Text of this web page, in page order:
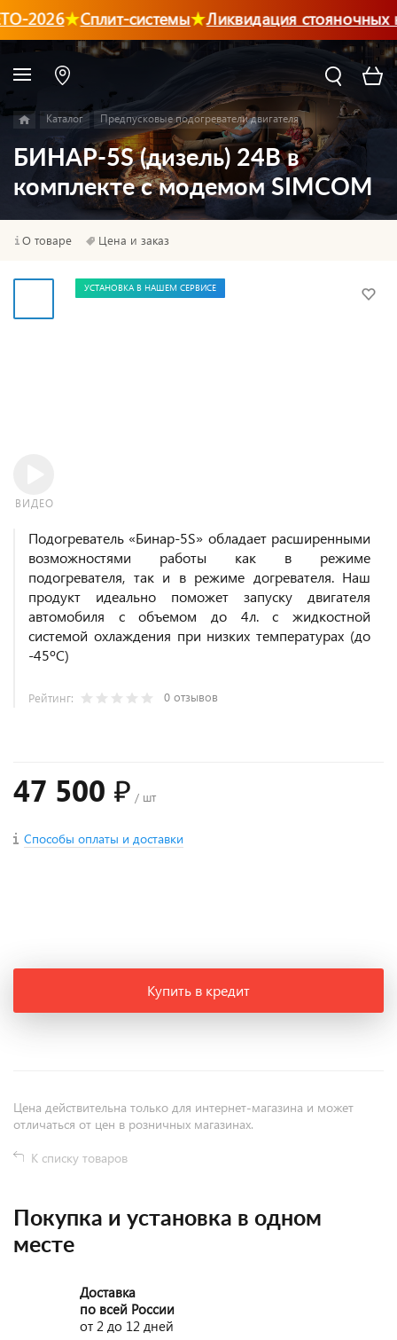
2026 Сплит-системы Ликвидация стояночных
Каталог Предпусковые подогреватели двигателя
БИНАР-5S (дизель) 24В в
комплекте с модемом SIMCOM
О товаре Цена и заказ
ВИДЕО
УСТАНОВКА В НАШЕМ СЕРВИСЕ
Подогреватель «Бинар-5S» обладает расширенными
возможностями работы как в режиме
подогревателя, так и в режиме догревателя. Наш
продукт идеально поможет запуску двигателя
автомобиля с объемом до 4л. с жидкостной
системой охлаждения при низких температурах (до
-45ºC)
Рейтинг: 0 отзывов
47 500 ₽ / шт
Способы оплаты и доставки
Купить в кредит
Цена действительна только для интернет-магазина и может
отличаться от цен в розничных магазинах.
К списку товаров
Покупка и установка в одном
месте
Доставка
по всей России
от 2 до 12 дней